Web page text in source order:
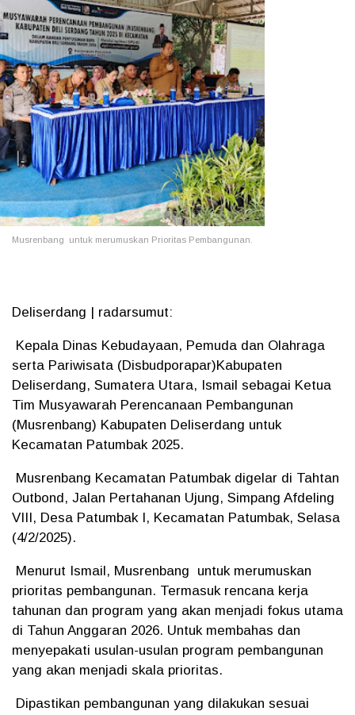
Musrenbang untuk merumuskan Prioritas Pembangunan.
Deliserdang | radarsumut:
Kepala Dinas Kebudayaan, Pemuda dan Olahraga
serta Pariwisata (Disbudporapar)Kabupaten
Deliserdang, Sumatera Utara, Ismail sebagai Ketua
Tim Musyawarah Perencanaan Pembangunan
(Musrenbang) Kabupaten Deliserdang untuk
Kecamatan Patumbak 2025.
Musrenbang Kecamatan Patumbak digelar di Tahtan
Outbond, Jalan Pertahanan Ujung, Simpang Afdeling
VIII, Desa Patumbak I, Kecamatan Patumbak, Selasa
(4/2/2025).
Menurut Ismail, Musrenbang untuk merumuskan
prioritas pembangunan. Termasuk rencana kerja
tahunan dan program yang akan menjadi fokus utama
di Tahun Anggaran 2026. Untuk membahas dan
menyepakati usulan-usulan program pembangunan
yang akan menjadi skala prioritas.
Dipastikan pembangunan yang dilakukan sesuai